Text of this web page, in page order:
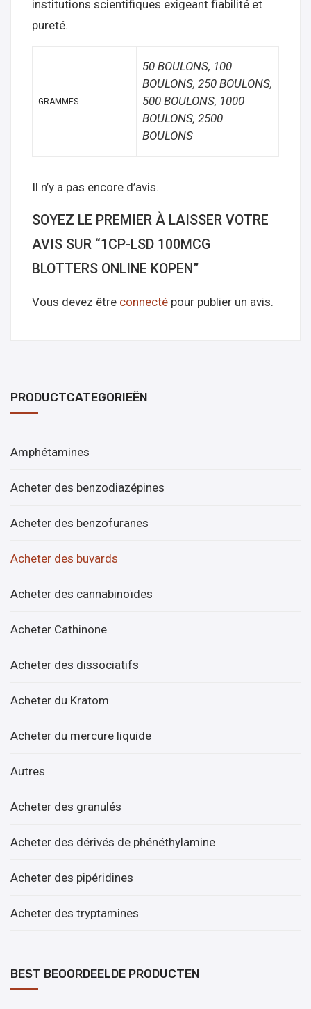
institutions scientifiques exigeant fiabilité et
pureté.
GRAMMES
50 BOULONS, 100
BOULONS, 250 BOULONS,
500 BOULONS, 1000
BOULONS, 2500
BOULONS
Il n’y a pas encore d’avis.
SOYEZ LE PREMIER À LAISSER VOTRE
AVIS SUR “1CP-LSD 100MCG
BLOTTERS ONLINE KOPEN”
Vous devez être connecté pour publier un avis.
PRODUCTCATEGORIEËN
Amphétamines
Acheter des benzodiazépines
Acheter des benzofuranes
Acheter des buvards
Acheter des cannabinoïdes
Acheter Cathinone
Acheter des dissociatifs
Acheter du Kratom
Acheter du mercure liquide
Autres
Acheter des granulés
Acheter des dérivés de phénéthylamine
Acheter des pipéridines
Acheter des tryptamines
BEST BEOORDEELDE PRODUCTEN